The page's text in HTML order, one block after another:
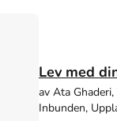
Lev med
av Ata
Inbunden,